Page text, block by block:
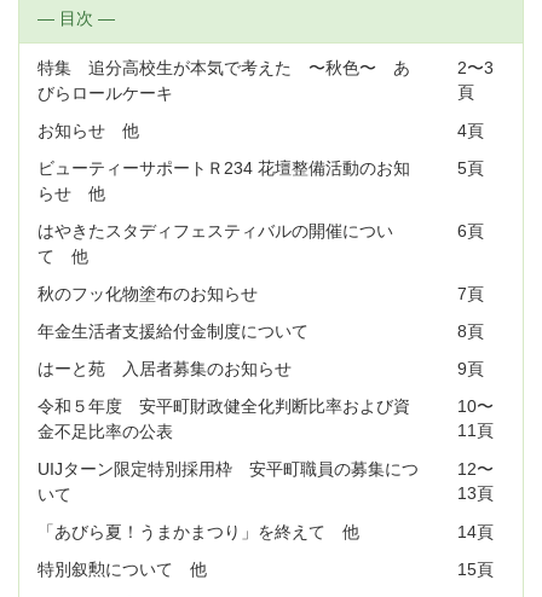
― 目次 ―
特集 追分高校生が本気で考えた 〜秋色〜 あ
びらロールケーキ
2〜3
頁
お知らせ 他
4頁
ビューティーサポートＲ234 花壇整備活動のお知
らせ 他
5頁
はやきたスタディフェスティバルの開催につい
て 他
6頁
秋のフッ化物塗布のお知らせ
7頁
年金生活者支援給付金制度について
8頁
はーと苑 入居者募集のお知らせ
9頁
令和５年度 安平町財政健全化判断比率および資
金不足比率の公表
10〜
11頁
UIJターン限定特別採用枠 安平町職員の募集につ
いて
12〜
13頁
「あびら夏！うまかまつり」を終えて 他
14頁
特別叙勲について 他
15頁